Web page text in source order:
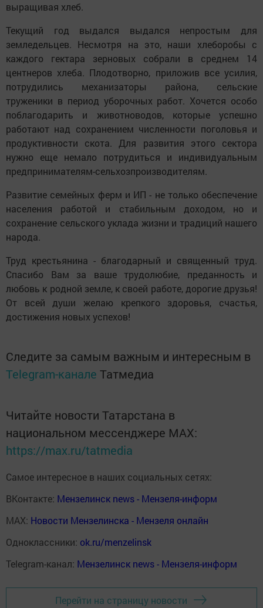
выращивая хлеб.
Текущий год выдался выдался непростым для
земледельцев. Несмотря на это, наши хлеборобы с
каждого гектара зерновых собрали в среднем 14
центнеров хлеба. Плодотворно, приложив все усилия,
потрудились механизаторы района, сельские
труженики в период уборочных работ. Хочется особо
поблагодарить и животноводов, которые успешно
работают над сохранением численности поголовья и
продуктивности скота. Для развития этого сектора
нужно еще немало потрудиться и индивидуальным
предпринимателям-сельхозпроизводителям.
Развитие семейных ферм и ИП - не только обеспечение
населения работой и стабильным доходом, но и
сохранение сельского уклада жизни и традиций нашего
народа.
Труд крестьянина - благодарный и священный труд.
Спасибо Вам за ваше трудолюбие, преданность и
любовь к родной земле, к своей работе, дорогие друзья!
От всей души желаю крепкого здоровья, счастья,
достижения новых успехов!
Следите за самым важным и интересным в
Telegram-канале Татмедиа
Читайте новости Татарстана в
национальном мессенджере MАХ:
https://max.ru/tatmedia
Самое интересное в наших социальных сетях:
ВКонтакте: Мензелинск news - Мензеля-информ
MAX: Новости Мензелинска - Мензеля онлайн
Одноклассники: ok.ru/menzelinsk
Telegram-канал: Мензелинск news - Мензеля-информ
Перейти на страницу новости